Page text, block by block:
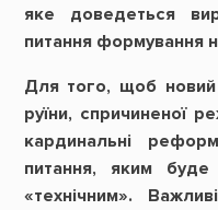
яке доведеться
питання формування
Для того, щоб новий
руїни, спричиненої
кардинальні
питання, яким
«технічним».